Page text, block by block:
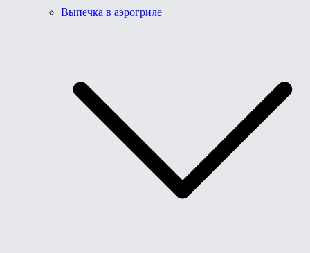
Выпечка в аэрогриле